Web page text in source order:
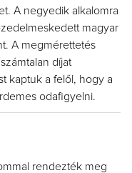
A negyedik alkalomra
magyar
A megmérettetés
díjat
kaptuk a felől, hogy a
odafigyelni.
rendezték meg